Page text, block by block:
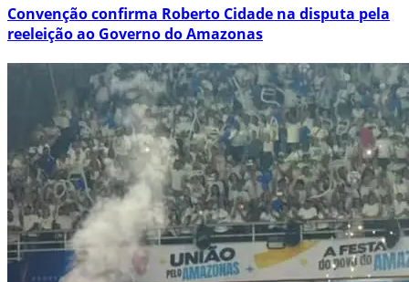
Convenção confirma Roberto Cidade na disputa pela
reeleição ao Governo do Amazonas